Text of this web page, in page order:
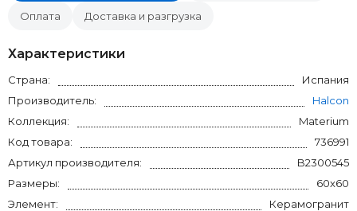
Оплата Доставка и разгрузка
Характеристики
Страна:
Испания
Производитель:
Halcon
Коллекция:
Materium
Код товара:
736991
Артикул производителя:
B2300545
Размеры:
60x60
Элемент:
Керамогранит